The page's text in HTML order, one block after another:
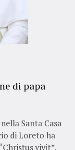
di papa
Santa Casa
di Loreto ha
vivit”,